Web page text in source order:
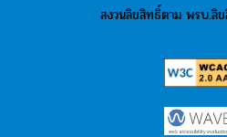
สงวนลิขสิทธิ์ตาม พรบ.ลิ